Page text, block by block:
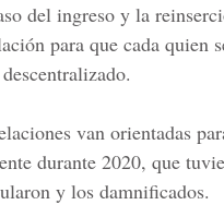
del ingreso y la
para que cada quien
van orientadas
durante 2020, que
y los damnificados.